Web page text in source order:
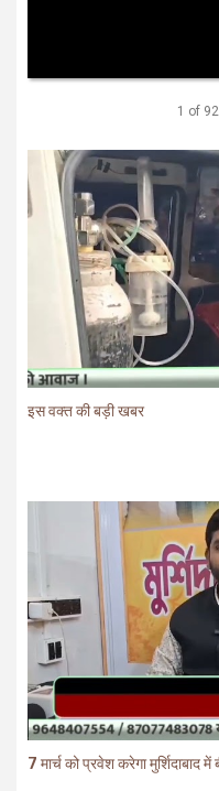
1 of
इस वक्त की बड़ी खबर
7 मार्च को प्रवेश करेगा मुर्शिदाबाद में